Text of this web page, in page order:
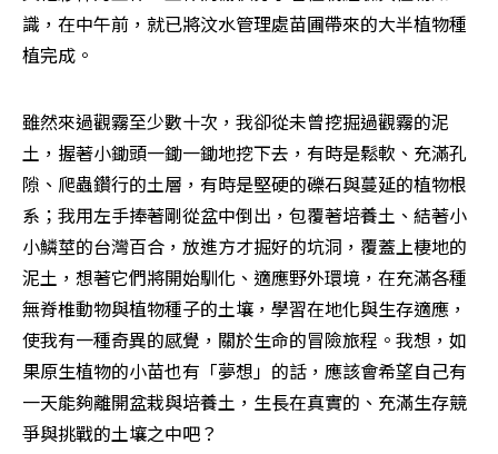
識，在中午前，就已將汶水管理處苗圃帶來的大半植物種
植完成。
雖然來過觀霧至少數十次，我卻從未曾挖掘過觀霧的泥
土，握著小鋤頭一鋤一鋤地挖下去，有時是鬆軟、充滿孔
隙、爬蟲鑽行的土層，有時是堅硬的礫石與蔓延的植物根
系；我用左手捧著剛從盆中倒出，包覆著培養土、結著小
小鱗莖的台灣百合，放進方才掘好的坑洞，覆蓋上棲地的
泥土，想著它們將開始馴化、適應野外環境，在充滿各種
無脊椎動物與植物種子的土壤，學習在地化與生存適應，
使我有一種奇異的感覺，關於生命的冒險旅程。我想，如
果原生植物的小苗也有「夢想」的話，應該會希望自己有
一天能夠離開盆栽與培養土，生長在真實的、充滿生存競
爭與挑戰的土壤之中吧？